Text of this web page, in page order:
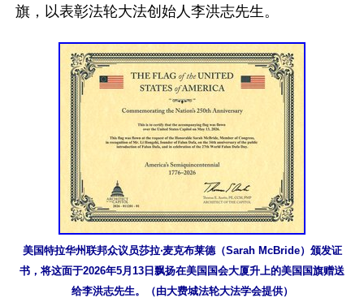
旗，以表彰法轮大法创始人李洪志先生。
美国特拉华州联邦众议员莎拉‧麦克布莱德（Sarah McBride）颁发证
书，将这面于2026年5月13日飘扬在美国国会大厦升上的美国国旗赠送
给李洪志先生。（由大费城法轮大法学会提供）